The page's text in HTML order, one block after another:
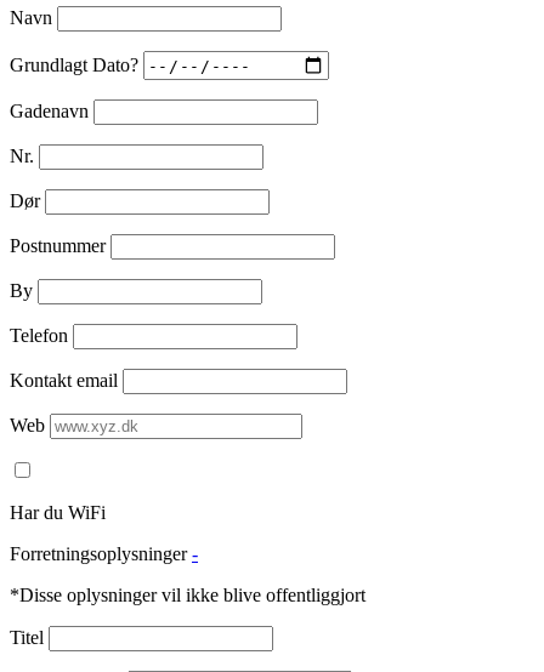
Navn
Grundlagt Dato?
Gadenavn
Nr.
Dør
Postnummer
By
Telefon
Kontakt email
Web
Har du WiFi
Forretningsoplysninger -
*Disse oplysninger vil ikke blive offentliggjort
Titel